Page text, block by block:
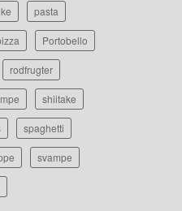
pasta
Portobello
rodfrugter
shiitake
spaghetti
svampe